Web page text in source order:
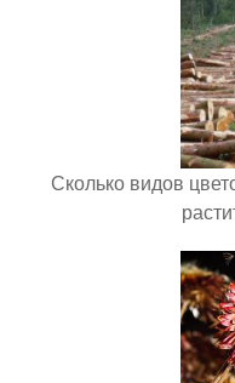
Сколько видов